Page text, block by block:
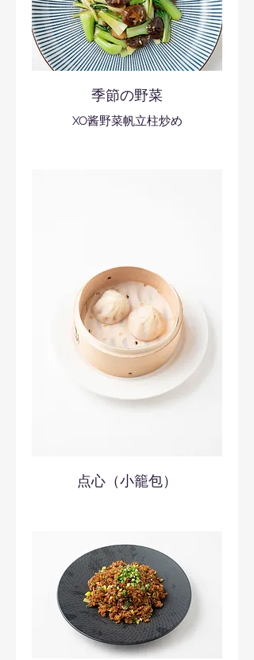
季節の野菜
XO酱野菜帆立柱炒め
点心（小籠包）